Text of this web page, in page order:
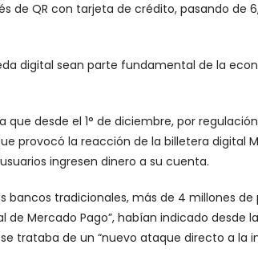
de QR con tarjeta de crédito, pasando de
digital sean parte fundamental de la
desde el 1° de diciembre, por
provocó la reacción de la billetera digital
ingresen dinero a su cuenta.
bancos tradicionales, más de 4 millones
Mercado Pago”, habían indicado desde
trataba de un “nuevo ataque directo a la